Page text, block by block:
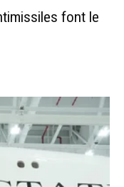
font le